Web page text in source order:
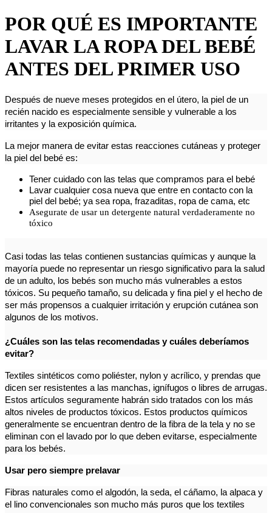
POR QUÉ ES IMPORTANTE
LAVAR LA ROPA DEL BEBÉ
ANTES DEL PRIMER USO
Después de nueve meses ​​protegidos en el útero, la piel de un
recién nacido es especialmente sensible y vulnerable a los
irritantes y la exposición química.
La mejor manera de evitar estas reacciones cutáneas y proteger
la piel del bebé es:
Tener cuidado con las telas que compramos para el bebé
Lavar cualquier cosa nueva que entre en contacto con la
piel del bebé; ya sea ropa, frazaditas, ropa de cama, etc
Asegurate de usar un detergente natural verdaderamente no
tóxico
Casi todas las telas contienen sustancias químicas y aunque la
mayoría puede no representar un riesgo significativo para la salud
de un adulto, los bebés son mucho más vulnerables a estos
tóxicos. Su pequeño tamaño, su delicada y fina piel y el hecho de
ser más propensos a cualquier irritación y erupción cutánea son
algunos de los motivos.
¿Cuáles son las telas recomendadas y cuáles deberíamos
evitar?
Textiles sintéticos como poliéster, nylon y acrílico, y prendas que
dicen ser resistentes a las manchas, ignífugos o libres de arrugas.
Estos artículos seguramente habrán sido tratados con los más
altos niveles de productos tóxicos. Estos productos químicos
generalmente se encuentran dentro de la fibra de la tela y no se
eliminan con el lavado por lo que deben evitarse, especialmente
para los bebés.
Usar pero siempre prelavar
Fibras naturales como el algodón, la seda, el cáñamo, la alpaca y
el lino convencionales son mucho más puros que los textiles